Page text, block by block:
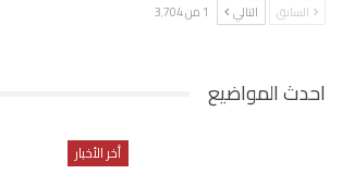
السابق التالي 1 من 3٬704
احدث المواضيع
أخر الأخبار